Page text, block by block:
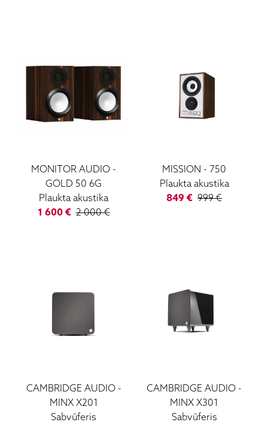
MONITOR AUDIO -
GOLD 50 6G
Plaukta akustika
1 600€ 2 000€
MISSION -750
Plaukta akustika
849 € 999€
CAMBRIDGE AUDIO-
MINX X201
Sabvūferis
CAMBRIDGE AUDIO -
MINX X301
Sabvūferis